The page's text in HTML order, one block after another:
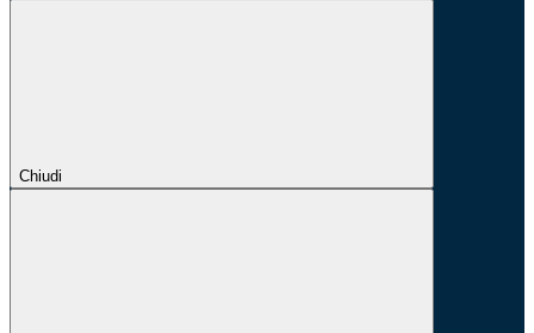
Chiudi